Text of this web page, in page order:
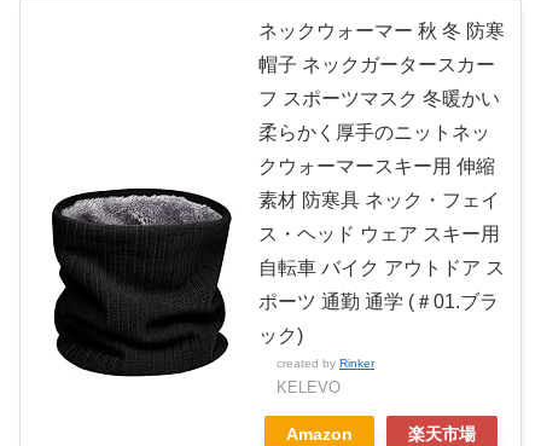
ネックウォーマー 秋 冬 防寒
帽子 ネックガータースカー
フ スポーツマスク 冬暖かい
柔らかく厚手のニットネッ
クウォーマースキー用 伸縮
素材 防寒具 ネック・フェイ
ス・ヘッド ウェア スキー用
自転車 バイク アウトドア ス
ポーツ 通勤 通学 (＃01.ブラ
ック)
created by Rinker
KELEVO
Amazon 楽天市場